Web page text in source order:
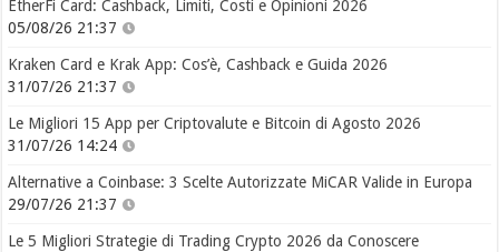
EtherFi Card: Cashback, Limiti, Costi e Opinioni 2026
05/08/26 21:37
Kraken Card e Krak App: Cos’è, Cashback e Guida 2026
31/07/26 21:37
Le Migliori 15 App per Criptovalute e Bitcoin di Agosto 2026
31/07/26 14:24
Alternative a Coinbase: 3 Scelte Autorizzate MiCAR Valide in Europa
29/07/26 21:37
Le 5 Migliori Strategie di Trading Crypto 2026 da Conoscere